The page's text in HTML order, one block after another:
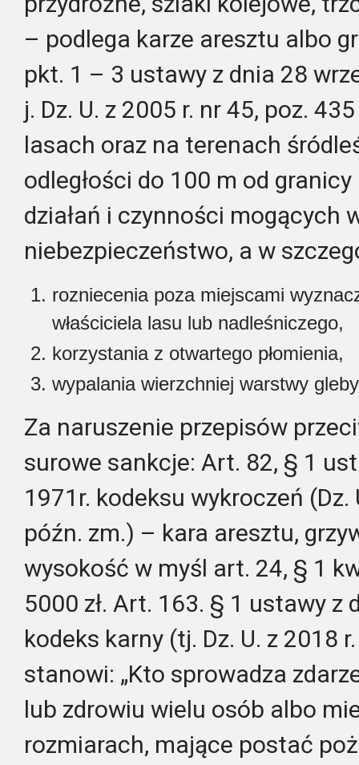
– podlega karze aresztu albo
pkt. 1 – 3 ustawy z dnia 28
j. Dz. U. z 2005 r. nr 45, poz.
lasach oraz na terenach
odległości do 100 m od
działań i czynności mogących
niebezpieczeństwo, a w
rozniecenia poza miejscami
właściciela lasu lub nadleśniczego,
korzystania z otwartego płomienia,
wypalania wierzchniej warstwy
Za naruszenie przepisów
surowe sankcje: Art. 82, § 1
1971r. kodeksu wykroczeń (Dz.
późn. zm.) – kara aresztu,
wysokość w myśl art. 24, § 1
5000 zł. Art. 163. § 1 ustawy z
kodeks karny (tj. Dz. U. z 2018
stanowi: „Kto sprowadza
lub zdrowiu wielu osób albo
rozmiarach, mające postać